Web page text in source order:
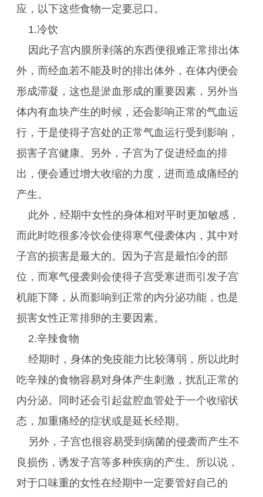
应，以下这些食物一定要忌口。
1.冷饮
因此子宫内膜所剥落的东西便很难正常排出体
外，而经血若不能及时的排出体外，在体内便会
形成滞凝，这也是淤血形成的重要因素，另外当
体内有血块产生的时候，还会影响正常的气血运
行，于是使得子宫处的正常气血运行受到影响，
损害子宫健康。另外，子宫为了促进经血的排
出，便会通过增大收缩的力度，进而造成痛经的
产生。
此外，经期中女性的身体相对平时更加敏感，
而此时吃很多冷饮会使得寒气侵袭体内，其中对
子宫的损害是最大的。因为子宫是最怕冷的部
位，而寒气侵袭则会使得子宫受寒进而引发子宫
机能下降，从而影响到正常的内分泌功能，也是
损害女性正常排卵的主要因素。
2.辛辣食物
经期时，身体的免疫能力比较薄弱，所以此时
吃辛辣的食物容易对身体产生刺激，扰乱正常的
内分泌。同时还会引起盆腔血管处于一个收缩状
态，加重痛经的症状或是延长经期。
另外，子宫也很容易受到病菌的侵袭而产生不
良损伤，诱发子宫等多种疾病的产生。所以说，
对于口味重的女性在经期中一定要管好自己的